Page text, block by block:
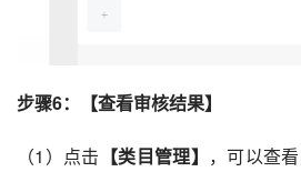
步骤6：【查看审核结果】
（1）点击 【类目管理】 ，可以查